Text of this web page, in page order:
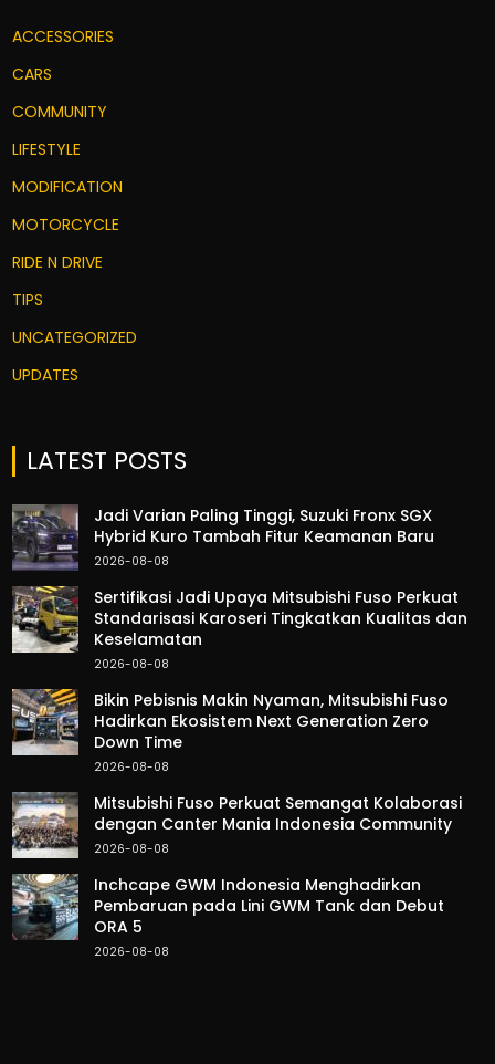
ACCESSORIES
CARS
COMMUNITY
LIFESTYLE
MODIFICATION
MOTORCYCLE
RIDE N DRIVE
TIPS
UNCATEGORIZED
UPDATES
LATEST POSTS
Jadi Varian Paling Tinggi, Suzuki Fronx SGX
Hybrid Kuro Tambah Fitur Keamanan Baru
2026-08-08
Sertifikasi Jadi Upaya Mitsubishi Fuso Perkuat
Standarisasi Karoseri Tingkatkan Kualitas dan
Keselamatan
2026-08-08
Bikin Pebisnis Makin Nyaman, Mitsubishi Fuso
Hadirkan Ekosistem Next Generation Zero
Down Time
2026-08-08
Mitsubishi Fuso Perkuat Semangat Kolaborasi
dengan Canter Mania Indonesia Community
2026-08-08
Inchcape GWM Indonesia Menghadirkan
Pembaruan pada Lini GWM Tank dan Debut
ORA 5
2026-08-08